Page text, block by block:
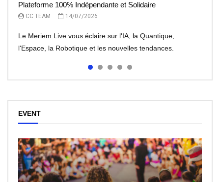
Plateforme 100% Indépendante et Solidaire
CC TEAM 14/07/2026
Le Meriem Live vous éclaire sur l'IA, la Quantique,
l'Espace, la Robotique et les nouvelles tendances.
l’Espace
CC TEAM 13/07/2026
CC TEAM 08/07/2026
quel prix?
CC TEAM 07/07/2026
CC TEAM 30/06/2026
EVENT